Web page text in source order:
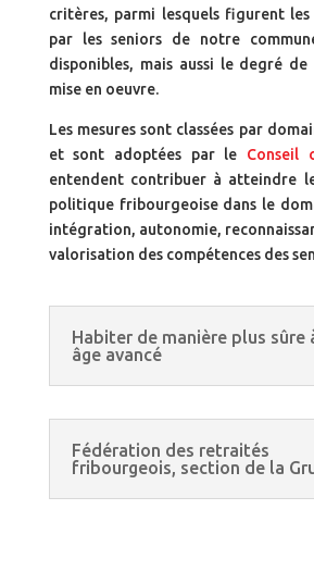
critères, parmi lesquels figurent les
par les seniors de notre
disponibles, mais aussi le degré
mise en oeuvre.
Les mesures sont classées par
et sont adoptées par le Conseil
entendent contribuer à atteindre
politique fribourgeoise dans le
intégration, autonomie,
valorisation des compétences des
Habiter de manière plus sûre
âge avancé
Fédération des retraités
fribourgeois, section de la